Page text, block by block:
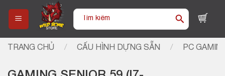
content
Tìm
TRANG CHỦ / CẤU HÌNH DỰNG SẴN / PC